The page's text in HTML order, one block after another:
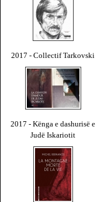
2017 - Collectif Tarkovski
2017 - Kënga e dashurisë e
Judë Iskariotit